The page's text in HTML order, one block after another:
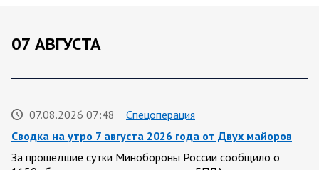
07 АВГУСТА
07.08.2026 07:48
Спецоперация
Сводка на утро 7 августа 2026 года от Двух майоров
За прошедшие сутки Минобороны России сообщило о